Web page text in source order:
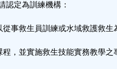
認定為訓練機構：
事救生員訓練或水域救護救生
，並實施救生技能實務教學之